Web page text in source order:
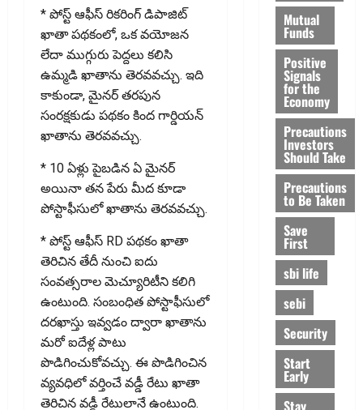
* పోస్ట్ ఆఫీస్ రికరింగ్ డిపాజిట్
ఖాతా పథకంలో, ఒక వయోజన
లేదా ముగ్గురు పెద్దలు కలిసి
ఉమ్మడి ఖాతాను తెరవవచ్చు. ఇది
కాకుండా, మైనర్ తరపున
సంరక్షకుడు పథకం కింద గార్డియన్
ఖాతాను తెరవవచ్చు.
* 10 ఏళ్లు పైబడిన ఏ మైనర్
అయినా తన పేరు మీద కూడా
పోస్టాఫీసులో ఖాతాను తెరవవచ్చు.
* పోస్ట్ ఆఫీస్ RD పథకం ఖాతా
తెరిచిన తేదీ నుంచి ఐదు
సంవత్సరాల మెచ్యూరిటీని కలిగి
ఉంటుంది. సంబంధిత పోస్టాఫీసులో
దరఖాస్తు ఇవ్వడం ద్వారా ఖాతాను
మరో ఐదేళ్ల పాటు
పొడిగించుకోవచ్చు. ఈ పొడిగించిన
వ్యవధిలో వర్తించే వడ్డీ రేటు ఖాతా
తెరిచిన వడ్డీ రేటులానే ఉంటుంది.
Mutual
Funds
Positive
Signals
for the
Economy
Precautions
Investors
Should Take
Precautions
to Be Taken
Save
First
sbi life
sebi
Security
Start
Early
Stay